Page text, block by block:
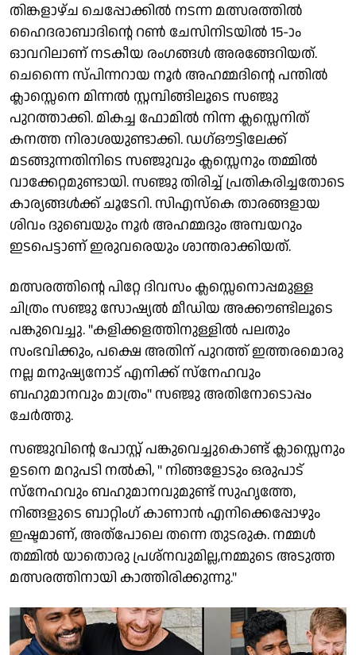
തിങ്കളാഴ്ച ചെപ്പോക്കിൽ നടന്ന മത്സരത്തിൽ
ഹൈദരാബാദിന്റെ റൺ ചേസിനിടയിൽ 15-ാം
ഓവറിലാണ് നടകീയ രംഗങ്ങൾ അരങ്ങേറിയത്.
ചെന്നൈ സ്പിന്നറായ നൂർ അഹമ്മദിന്റെ പന്തിൽ
ക്ലാസ്സെനെ മിന്നൽ സ്റ്റമ്പിങ്ങിലൂടെ സഞ്ജു
പുറത്താക്കി. മികച്ച ഫോമിൽ നിന്ന ക്ലസ്സെനിത്
കനത്ത നിരാശയുണ്ടാക്കി. ഡഗ്‌ഔട്ടിലേക്ക്
മടങ്ങുന്നതിനിടെ സഞ്ജുവും ക്ലസ്സെനും തമ്മിൽ
വാക്കേറ്റമുണ്ടായി. സഞ്ജു തിരിച്ച് പ്രതികരിച്ചതോടെ
കാര്യങ്ങൾക്ക് ചൂടേറി. സിഎസ്കെ താരങ്ങളായ
ശിവം ദുബെയും നൂർ അഹമ്മദും അമ്പയറും
ഇടപെട്ടാണ് ഇരുവരെയും ശാന്തരാക്കിയത്.
മത്സരത്തിന്റെ പിറ്റേ ദിവസം ക്ലസ്സെനൊപ്പമുള്ള
ചിത്രം സഞ്ജു സോഷ്യൽ മീഡിയ അക്കൗണ്ടിലൂടെ
പങ്കുവെച്ചു. "കളിക്കളത്തിനുള്ളിൽ പലതും
സംഭവിക്കും, പക്ഷെ അതിന് പുറത്ത്‌ ഇത്തരമൊരു
നല്ല മനുഷ്യനോട് എനിക്ക് സ്നേഹവും
ബഹുമാനവും മാത്രം" സഞ്ജു അതിനോടൊപ്പം
ചേർത്തു.
സഞ്ജുവിന്റെ പോസ്റ്റ് പങ്കുവെച്ചുകൊണ്ട് ക്ലാസ്സെനും
ഉടനെ മറുപടി നൽകി, " നിങ്ങളോടും ഒരുപാട്
സ്നേഹവും ബഹുമാനവുമുണ്ട് സുഹൃത്തേ,
നിങ്ങളുടെ ബാറ്റിംഗ് കാണാൻ എനിക്കെപ്പോഴും
ഇഷ്ടമാണ്, അത്പോലെ തന്നെ തുടരുക. നമ്മൾ
തമ്മിൽ യാതൊരു പ്രശ്നവുമില്ല,നമ്മുടെ അടുത്ത
മത്സരത്തിനായി കാത്തിരിക്കുന്നു."